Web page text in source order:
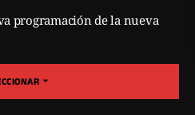
programación de la nueva
arrow_drop_down